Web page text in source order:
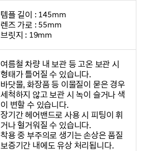
템플 길이 : 145mm
렌즈 가로 : 55mm
브릿지 : 19mm
여름철 차량 내 보관 등 고온 보관 시
형태가 틀어질 수 있습니다.
바닷물, 화장품 등 이물질이 묻은 경우
세척하지 않고 보관 시 녹이 슬거나 색
이 변할 수 있습니다.
장기간 헤어밴드로 사용 시 피팅이 휘
거나 헐거워질 수 있습니다.
착용 중 부주의로 생기는 손상은 품질
보증기간 내에도 유상 처리됩니다.